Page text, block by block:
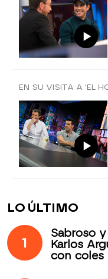
EN SU VISITA A 'EL
LO ÚLTIMO
1
Sabroso
Karlos
con coles